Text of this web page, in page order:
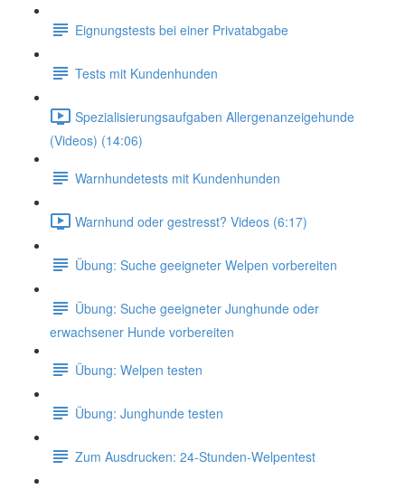
Eignungstests bei einer Privatabgabe
Tests mit Kundenhunden
Spezialisierungsaufgaben Allergenanzeigehunde
(Videos) (14:06)
Warnhundetests mit Kundenhunden
Warnhund oder gestresst? Videos (6:17)
Übung: Suche geeigneter Welpen vorbereiten
Übung: Suche geeigneter Junghunde oder
erwachsener Hunde vorbereiten
Übung: Welpen testen
Übung: Junghunde testen
Zum Ausdrucken: 24-Stunden-Welpentest